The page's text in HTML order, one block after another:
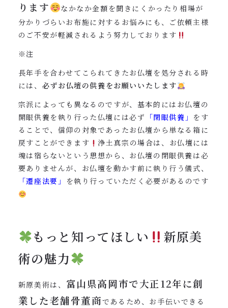
ります
なかなか金額を聞きにくかったり相場が
分かりづらいお布施に対するお悩みにも、ご依頼主様
のご不安が軽減されるよう努力しております
※注
長年手を合わせてこられてきたお仏壇を処分される時
には、 必ずお仏壇の供養をお願いいたします
宗派によっても異なるのですが、基本的にはお仏壇の
開眼供養を執り行った仏壇には必ず 「閉眼供養」 をす
ることで、信仰の対象であったお仏壇から単なる箱に
戻すことができます
浄土真宗の場合は、お仏壇には
魂は宿らないという思想から、お仏壇の閉眼供養は必
要ありませんが、お仏壇を動かす前に執り行う儀式、
「遷座法要」
を執り行っていただく必要があるのです
もっと知ってほしい
新原美
術の魅力
新原美術は、 富山県高岡市で大正12年に創
業した老舗骨董商であるため、お手伝いできる